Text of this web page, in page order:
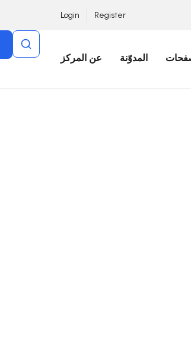
Register
Login
المدوّنة عن المركز